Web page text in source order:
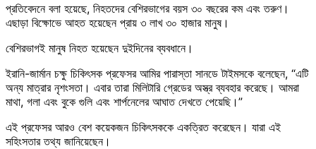
প্রতিবেদনে বলা হয়েছে, নিহতদের বেশিরভাগের বয়স ৩০ বছরের কম এবং তরুণ।
এছাড়া বিক্ষোভে আহত হয়েছেন প্রায় ৩ লাখ ৩০ হাজার মানুষ।
বেশিরভাগই মানুষ নিহত হয়েছেন দুইদিনের ব্যবধানে।
ইরানি-জার্মান চক্ষু চিকিৎসক প্রফেসর আমির পারাস্তা সানডে টাইমসকে বলেছেন, “এটি
অন্য মাত্রার নৃশংসতা। এবার তারা মিলিটারি গ্রেডের অস্ত্র ব্যবহার করেছে। আমরা
মাথা, গলা এবং বুকে গুলি এবং শার্পনেলের আঘাত দেখতে পেয়েছি।”
এই প্রফেসর আরও বেশ কয়েকজন চিকিৎসককে একত্রিত করেছেন। যারা এই
সহিংসতার তথ্য জানিয়েছেন।